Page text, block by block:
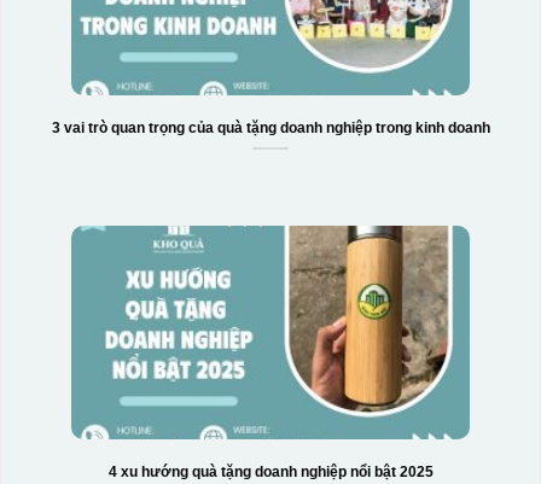
3 vai trò quan trọng của quà tặng doanh nghiệp trong kinh doanh
4 xu hướng quà tặng doanh nghiệp nổi bật 2025